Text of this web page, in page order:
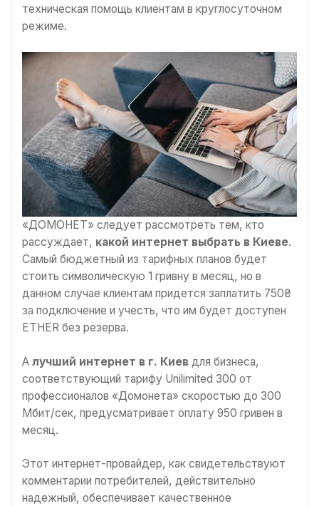
техническая помощь клиентам в круглосуточном
режиме.
«ДОМОНЕТ» следует рассмотреть тем, кто
рассуждает, какой интернет выбрать в Киеве.
Самый бюджетный из тарифных планов будет
стоить символическую 1 гривну в месяц, но в
данном случае клиентам придется заплатить 750₴
за подключение и учесть, что им будет доступен
ETHER без резерва.
А лучший интернет в г. Киев для бизнеса,
соответствующий тарифу Unilimited 300 от
профессионалов «Домонета» скоростью до 300
Мбит/сек, предусматривает оплату 950 гривен в
месяц.
Этот интернет-провайдер, как свидетельствуют
комментарии потребителей, действительно
надежный, обеспечивает качественное